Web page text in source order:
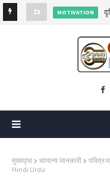
MOTIVATION
मुख्यपृष्ठ सामान्‍य जानकारी
पवित्र
Hindi Urdu